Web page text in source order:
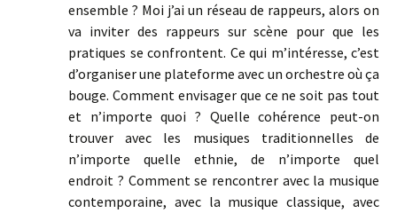
ensemble ? Moi j’ai un réseau de rappeurs, alors on
va inviter des rappeurs sur scène pour que les
pratiques se confrontent. Ce qui m’intéresse, c’est
d’organiser une plateforme avec un orchestre où ça
bouge. Comment envisager que ce ne soit pas tout
et n’importe quoi ? Quelle cohérence peut-on
trouver avec les musiques traditionnelles de
n’importe quelle ethnie, de n’importe quel
endroit ? Comment se rencontrer avec la musique
contemporaine, avec la musique classique, avec